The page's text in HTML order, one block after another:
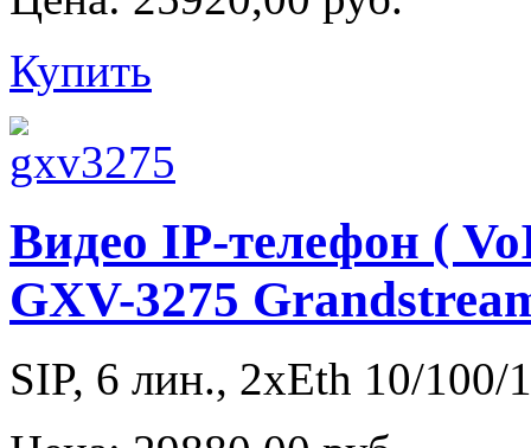
Купить
Видео IP-телефон (
GXV-3275
SIP, 6 лин., 2xEth 10/100/